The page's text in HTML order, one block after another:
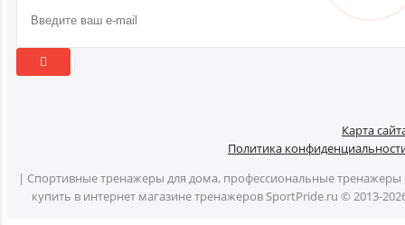
Карта
Политика
| Спортивные тренажеры для дома, профессиональные тренажеры
купить в интернет магазине тренажеров SportPride.ru © 2013-